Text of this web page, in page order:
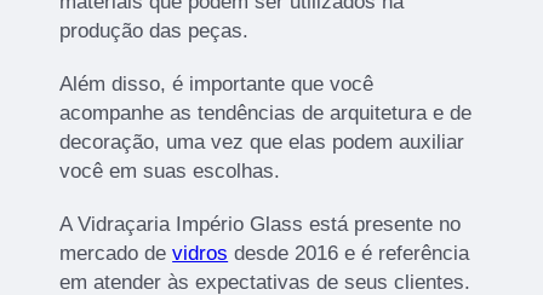
produção das peças.
Além disso, é importante que você
acompanhe as tendências de arquitetura e de
decoração, uma vez que elas podem auxiliar
você em suas escolhas.
A Vidraçaria Império Glass está presente no
mercado devidros desde 2016 e é referência
em atender às expectativas de seus clientes.